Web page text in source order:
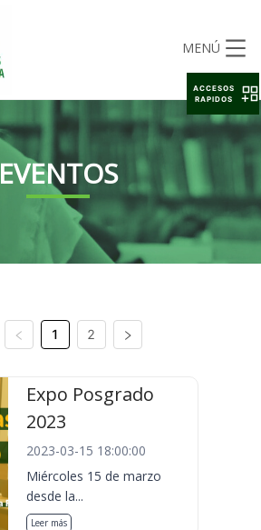
MENÚ
EVENTOS
1 2
Expo Posgrado
2023
2023-03-15 18:00:00
Miércoles 15 de marzo
desde la...
Leer más
ACCESOS
RAPIDOS